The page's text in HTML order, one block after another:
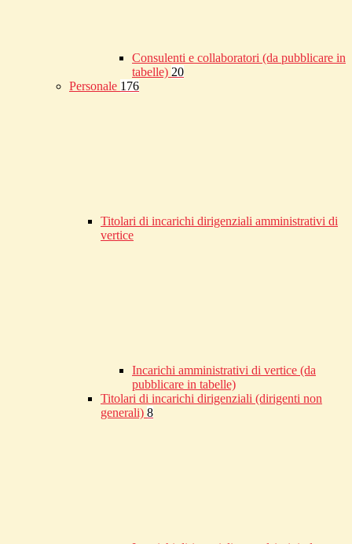
Consulenti e collaboratori (da pubblicare in
tabelle) 20
Personale 176
Titolari di incarichi dirigenziali amministrativi di
vertice
Incarichi amministrativi di vertice (da
pubblicare in tabelle)
Titolari di incarichi dirigenziali (dirigenti non
generali) 8